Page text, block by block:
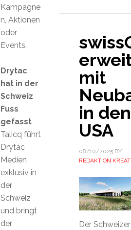
mit
in den
USA
08/10/2025BY
REDAKTION
Der Schweizer
Kampagne
n, Aktionen
oder
Events.
Drytac
hat in der
Schweiz
Fuss
gefasst
Talicq führt
Drytac
Medien
exklusiv in
der
Schweiz
und bringt
der